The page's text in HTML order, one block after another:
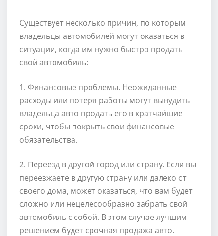
Существует несколько причин, по которым
владельцы автомобилей могут оказаться в
ситуации, когда им нужно быстро продать
свой автомобиль:
1. Финансовые проблемы. Неожиданные
расходы или потеря работы могут вынудить
владельца авто продать его в кратчайшие
сроки, чтобы покрыть свои финансовые
обязательства.
2. Переезд в другой город или страну. Если вы
переезжаете в другую страну или далеко от
своего дома, может оказаться, что вам будет
сложно или нецелесообразно забрать свой
автомобиль с собой. В этом случае лучшим
решением будет срочная продажа авто.